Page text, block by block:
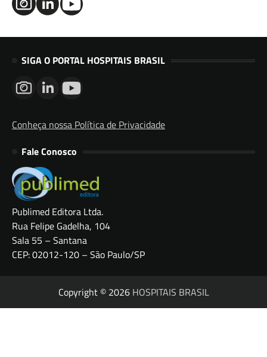
SIGA O PORTAL HOSPITAIS BRASIL
Conheça nossa Política de Privacidade
Fale Conosco
Publimed Editora Ltda.
Rua Felipe Gadelha, 104
Sala 55 – Santana
CEP: 02012-120 – São Paulo/SP
Copyright © 2026 HOSPITAIS BRASIL